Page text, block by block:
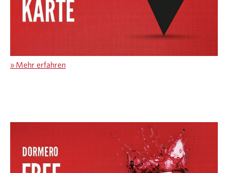
» Mehr erfahren